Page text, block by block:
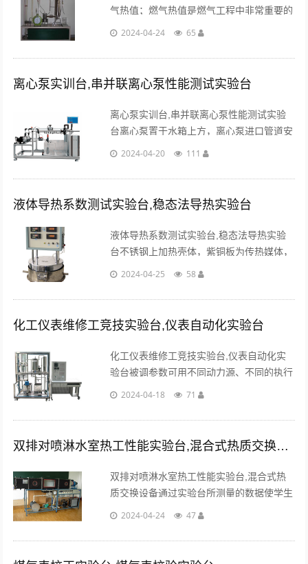
气热值；燃气热值是燃气工程中非常重要的
参数之一，在燃气生产、供应及应用过程
2024-04-24 65
离心泵实训台,串并联离心泵性能测试实验台
离心泵实训台,串并联离心泵性能测试实验
台离心泵置于水箱上方，离心泵进口管道安
装有底阀，同时安装有离心泵启动排气装
水中，大大延长设备寿命。...
2024-04-20 111
液体导热系数测试实验台,稳态法导热实验台
液体导热系数测试实验台,稳态法导热实验
台不锈钢上加热壳体，紫铜板为传热媒体，
不锈钢下自来水冷却器主体，数显温控仪、
表、电压表。...
2024-04-25 58
化工仪表维修工竞技实验台,仪表自动化实验台
化工仪表维修工竞技实验台,仪表自动化实
验台被调参数可用不同动力源、不同的执行
器、不同的工艺线路下可演变成多种调节回
劣。...
2024-04-18 71
双排对喷淋水室热工性能实验台,混合式热质交换设备
双排对喷淋水室热工性能实验台,混合式热
质交换设备通过实验台所测量的数据使学生
掌握混合式热质交换的工作方法并能过通数
2024-04-24 47